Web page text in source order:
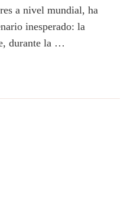
a nivel mundial, ha
inesperado: la
durante la …